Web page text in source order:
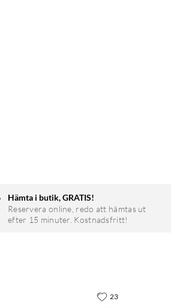
Hämta i butik, GRATIS!
Reservera online, redo att hämtas ut
efter 15 minuter. Kostnadsfritt!
23